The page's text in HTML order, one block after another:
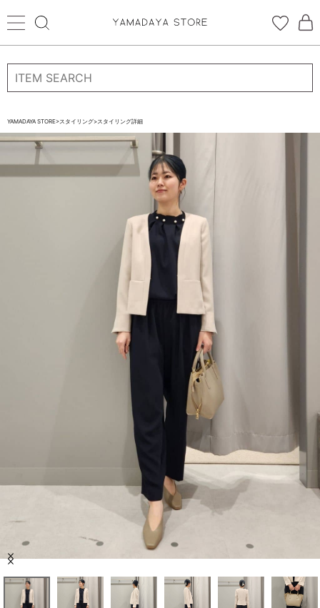
ログイン 新規会員登録
お気に入り
CATEGORYから探す
STORE BRAND・LABELから探す
サイズガイド
YAMADAYA STORE>スタイリング>スタイリング詳細
Item
ログイン